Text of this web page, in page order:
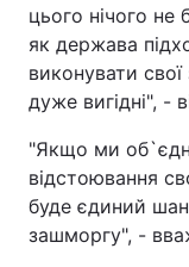
цього нічого не
як держава
виконувати свої
дуже вигідні", -
"Якщо ми
відстоювання
буде єдиний
зашморгу", -